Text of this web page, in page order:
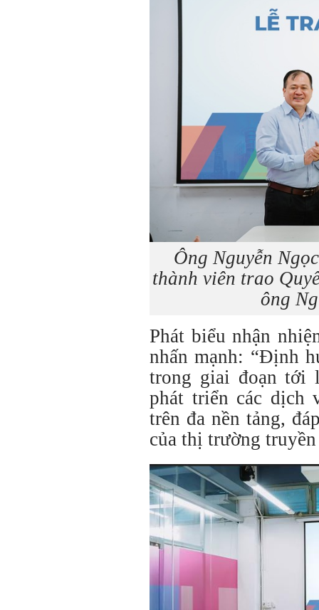
Ông Nguyễn
thành viên trao
ông
Phát biểu nhận
nhấn mạnh: “Định
trong giai đoạn tới
phát triển các dịch
trên đa nền tảng,
của thị trường